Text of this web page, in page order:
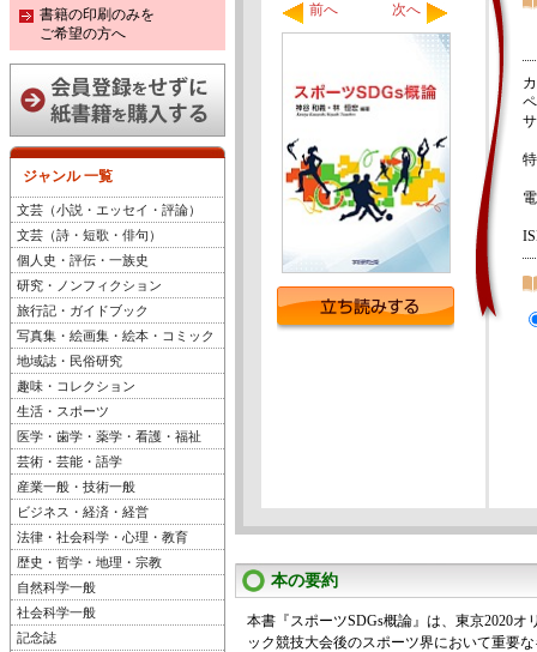
書籍の印刷のみを
ご希望の方へ
ジャンル 一覧
文芸（小説・エッセイ・評論）
文芸（詩・短歌・俳句）
個人史・評伝・一族史
研究・ノンフィクション
旅行記・ガイドブック
写真集・絵画集・絵本・コミック
地域誌・民俗研究
趣味・コレクション
生活・スポーツ
医学・歯学・薬学・看護・福祉
芸術・芸能・語学
産業一般・技術一般
ビジネス・経済・経営
法律・社会科学・心理・教育
歴史・哲学・地理・宗教
自然科学一般
社会科学一般
記念誌
前へ 次へ
本の要約
本書『スポーツSDGs概論』は、東京2020オ
ック競技大会後のスポーツ界において重要